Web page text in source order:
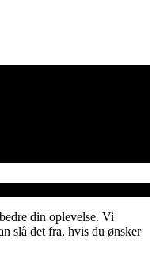
din oplevelse. Vi
slå det fra, hvis du ønsker